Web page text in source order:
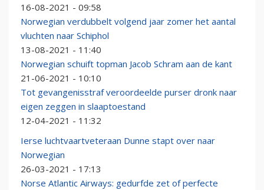
16-08-2021 - 09:58
Norwegian verdubbelt volgend jaar zomer het aantal
vluchten naar Schiphol
13-08-2021 - 11:40
Norwegian schuift topman Jacob Schram aan de kant
21-06-2021 - 10:10
Tot gevangenisstraf veroordeelde purser dronk naar
eigen zeggen in slaaptoestand
12-04-2021 - 11:32
Ierse luchtvaartveteraan Dunne stapt over naar
Norwegian
26-03-2021 - 17:13
Norse Atlantic Airways: gedurfde zet of perfecte